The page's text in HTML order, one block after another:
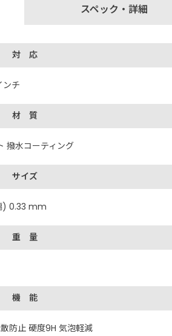
スペック・詳細
対 応
チ
材 質
撥水コーティング
サイズ
0.33 mm
重 量
機 能
防止 硬度9H 気泡軽減